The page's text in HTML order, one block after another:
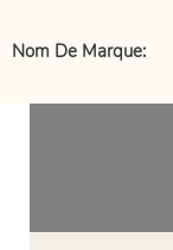
Nom De Marque: